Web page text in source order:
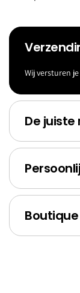
Accessoi
res
Wij versturen
De